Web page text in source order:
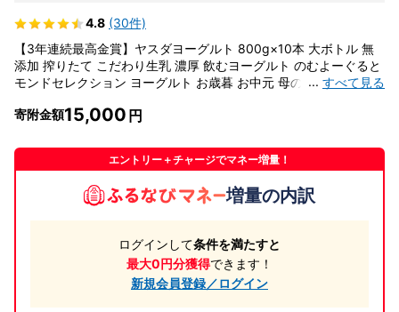
4.8 (30件)
【3年連続最高金賞】ヤスダヨーグルト 800g×10本 大ボトル 無
添加 搾りたて こだわり生乳 濃厚 飲むヨーグルト のむよーぐると
モンドセレクション ヨーグルト お歳暮 お中元 母の日 父の日 クリ
... すべて見る
寄附金額15,000
エントリー＋チャージでマネー増量！
増量の内訳
ログインして条件を満たすと
最大0円分獲得できます！
新規会員登録／ログイン